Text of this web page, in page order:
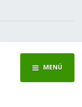
MENÚ